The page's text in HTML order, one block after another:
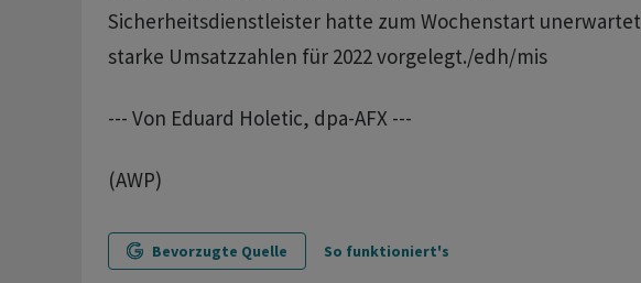
Sicherheitsdienstleister hatte zum Wochenstart unerwartet
starke Umsatzzahlen für 2022 vorgelegt./edh/mis
--- Von Eduard Holetic, dpa-AFX ---
(AWP)
Bevorzugte Quelle So funktioniert's